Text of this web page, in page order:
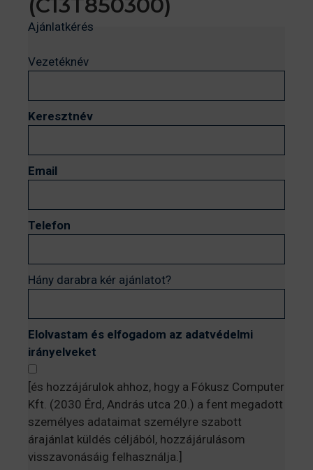
Ajánlatkérés
Vezetéknév
Keresztnév
Email
Telefon
Hány darabra kér ajánlatot?
Elolvastam és elfogadom az adatvédelmi
irányelveket
[és hozzájárulok ahhoz, hogy a Fókusz Computer
Kft. (2030 Érd, András utca 20.) a fent megadott
személyes adataimat személyre szabott
árajánlat küldés céljából, hozzájárulásom
visszavonásáig felhasználja.]